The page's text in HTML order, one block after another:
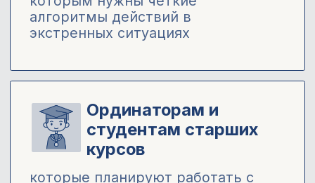
После обучения вы получите
именной сертификат об
окончании курса*,
подтверждающий прохождение
образовательной программы.